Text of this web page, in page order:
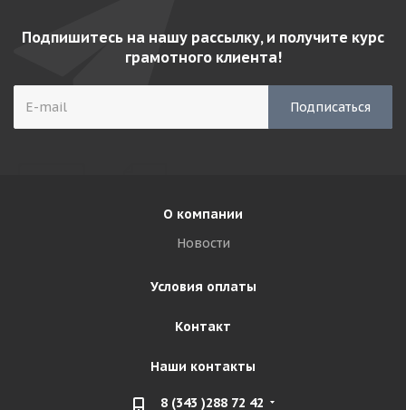
Подпишитесь на нашу рассылку, и получите курс
грамотного клиента!
О компании
Новости
Условия оплаты
Контакт
Наши контакты
8 (343 )288 72 42